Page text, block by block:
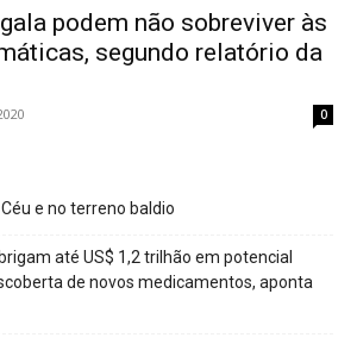
podem não sobreviver às
segundo relatório da
0
e no terreno baldio
até US$ 1,2 trilhão em potencial
de novos medicamentos, aponta